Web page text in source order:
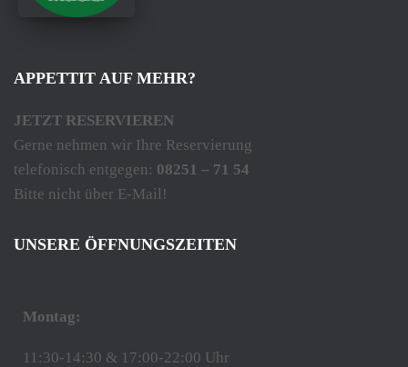
APPETTIT AUF MEHR?
JETZT RESERVIEREN
Gerne nehmen wir Ihre Reservierung
telefonisch entgegen: 08251 – 71 54
Bitte nicht über E-Mail!
UNSERE ÖFFNUNGSZEITEN
Montag:
11:30-14:30 & 17:00-22:00 Uhr